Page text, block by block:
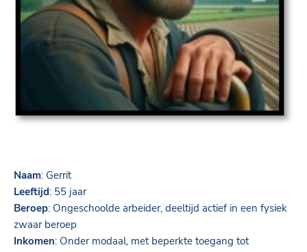
Naam: Gerrit
Leeftijd: 55 jaar
Beroep: Ongeschoolde arbeider, deeltijd actief in een fysiek
zwaar beroep
Inkomen: Onder modaal, met beperkte toegang tot